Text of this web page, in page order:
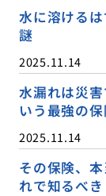
水に溶ける
謎
2025.11.14
水漏れは災
いう最強の
2025.11.14
その保険、
れで知るべ